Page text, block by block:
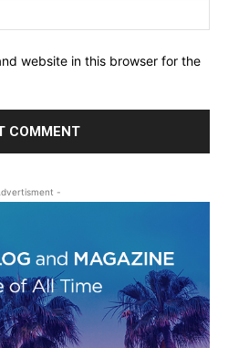
website in this browser for the
-